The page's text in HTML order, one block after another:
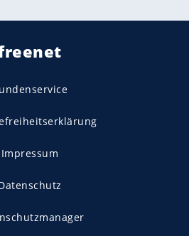
Impressum